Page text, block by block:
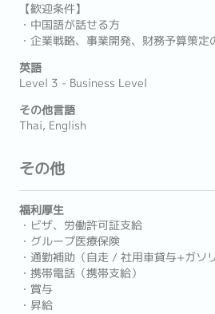
【歓迎条件】
・中国語が話せる方
・企業戦略、事業開発、財務予算策定
英語
Level 3 - Business Level
その他言語
Thai, English
その他
福利厚生
・ビザ、労働許可証支給
・グループ医療保険
・通勤補助（自走 / 社用車貸与+ガソ
・携帯電話（携帯支給）
・賞与
・昇給